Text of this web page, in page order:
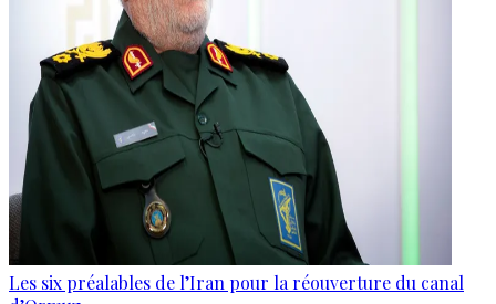
Les six préalables de l’Iran pour la réouverture du canal